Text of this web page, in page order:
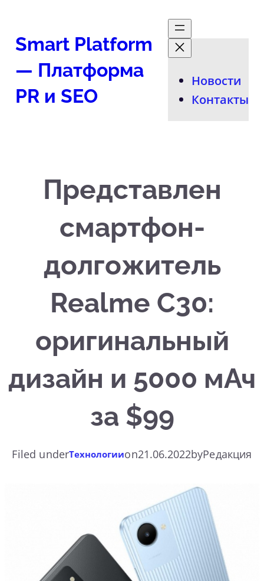
содержимому
Smart Platform
— Платформа
PR и SEO
Новости
Контакты
Представлен
смартфон-
долгожитель
Realme C30:
оригинальный
дизайн и 5000 мАч
за $99
Filed underТехнологииon21.06.2022byРедакция